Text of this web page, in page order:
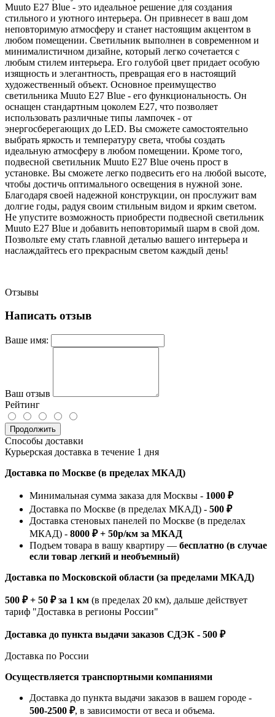
Muuto E27 Blue - это идеальное решение для создания
стильного и уютного интерьера. Он привнесет в ваш дом
неповторимую атмосферу и станет настоящим акцентом в
любом помещении. Светильник выполнен в современном и
минималистичном дизайне, который легко сочетается с
любым стилем интерьера. Его голубой цвет придает особую
изящность и элегантность, превращая его в настоящий
художественный объект. Основное преимущество
светильника Muuto E27 Blue - его функциональность. Он
оснащен стандартным цоколем E27, что позволяет
использовать различные типы лампочек - от
энергосберегающих до LED. Вы сможете самостоятельно
выбрать яркость и температуру света, чтобы создать
идеальную атмосферу в любом помещении. Кроме того,
подвесной светильник Muuto E27 Blue очень прост в
установке. Вы сможете легко подвесить его на любой высоте,
чтобы достичь оптимального освещения в нужной зоне.
Благодаря своей надежной конструкции, он прослужит вам
долгие годы, радуя своим стильным видом и ярким светом.
Не упустите возможность приобрести подвесной светильник
Muuto E27 Blue и добавить неповторимый шарм в свой дом.
Позвольте ему стать главной деталью вашего интерьера и
наслаждайтесь его прекрасным светом каждый день!
Отзывы
Написать отзыв
Ваше имя:
Ваш отзыв
Рейтинг
Продолжить
Способы доставки
Курьерская доставка в течение 1 дня
Доставка по Москве (в пределах МКАД)
Минимальная сумма заказа для Москвы - 1000 ₽
Доставка по Москве (в пределах МКАД) - 500 ₽
Доставка стеновых панелей по Москве (в пределах
МКАД) - 8000 ₽ + 50р/км за МКАД
Подъем товара в вашу квартиру — бесплатно (в случае
если товар легкий и необъемный)
Доставка по Московской области (за пределами МКАД)
500 ₽ + 50 ₽ за 1 км (в пределах 20 км), дальше действует
тариф "Доставка в регионы России"
Доставка до пункта выдачи заказов СДЭК - 500 ₽
Доставка по России
Осуществляется транспортными компаниями
Доставка до пункта выдачи заказов в вашем городе -
500-2500 ₽, в зависимости от веса и объема.